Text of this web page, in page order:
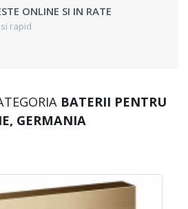
ONLINE SI IN RATE
rapid
BATERII PENTRU
GERMANIA